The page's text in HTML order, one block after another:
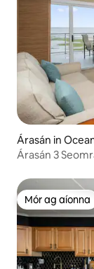
Árasán in
Árasán 3
Mór ag aíonna
Mór ag aíonna